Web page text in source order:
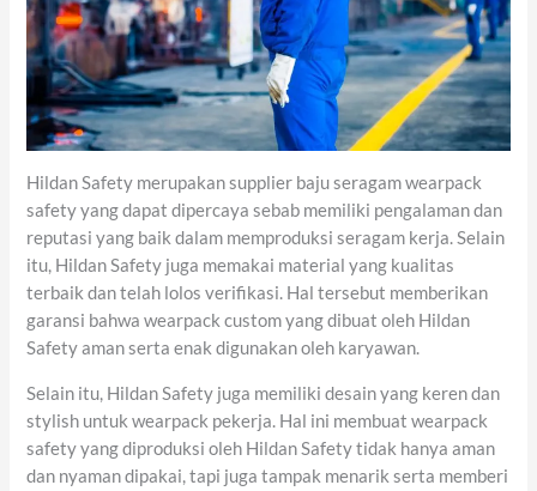
Hildan Safety merupakan supplier baju seragam wearpack
safety yang dapat dipercaya sebab memiliki pengalaman dan
reputasi yang baik dalam memproduksi seragam kerja. Selain
itu, Hildan Safety juga memakai material yang kualitas
terbaik dan telah lolos verifikasi. Hal tersebut memberikan
garansi bahwa wearpack custom yang dibuat oleh Hildan
Safety aman serta enak digunakan oleh karyawan.
Selain itu, Hildan Safety juga memiliki desain yang keren dan
stylish untuk wearpack pekerja. Hal ini membuat wearpack
safety yang diproduksi oleh Hildan Safety tidak hanya aman
dan nyaman dipakai, tapi juga tampak menarik serta memberi